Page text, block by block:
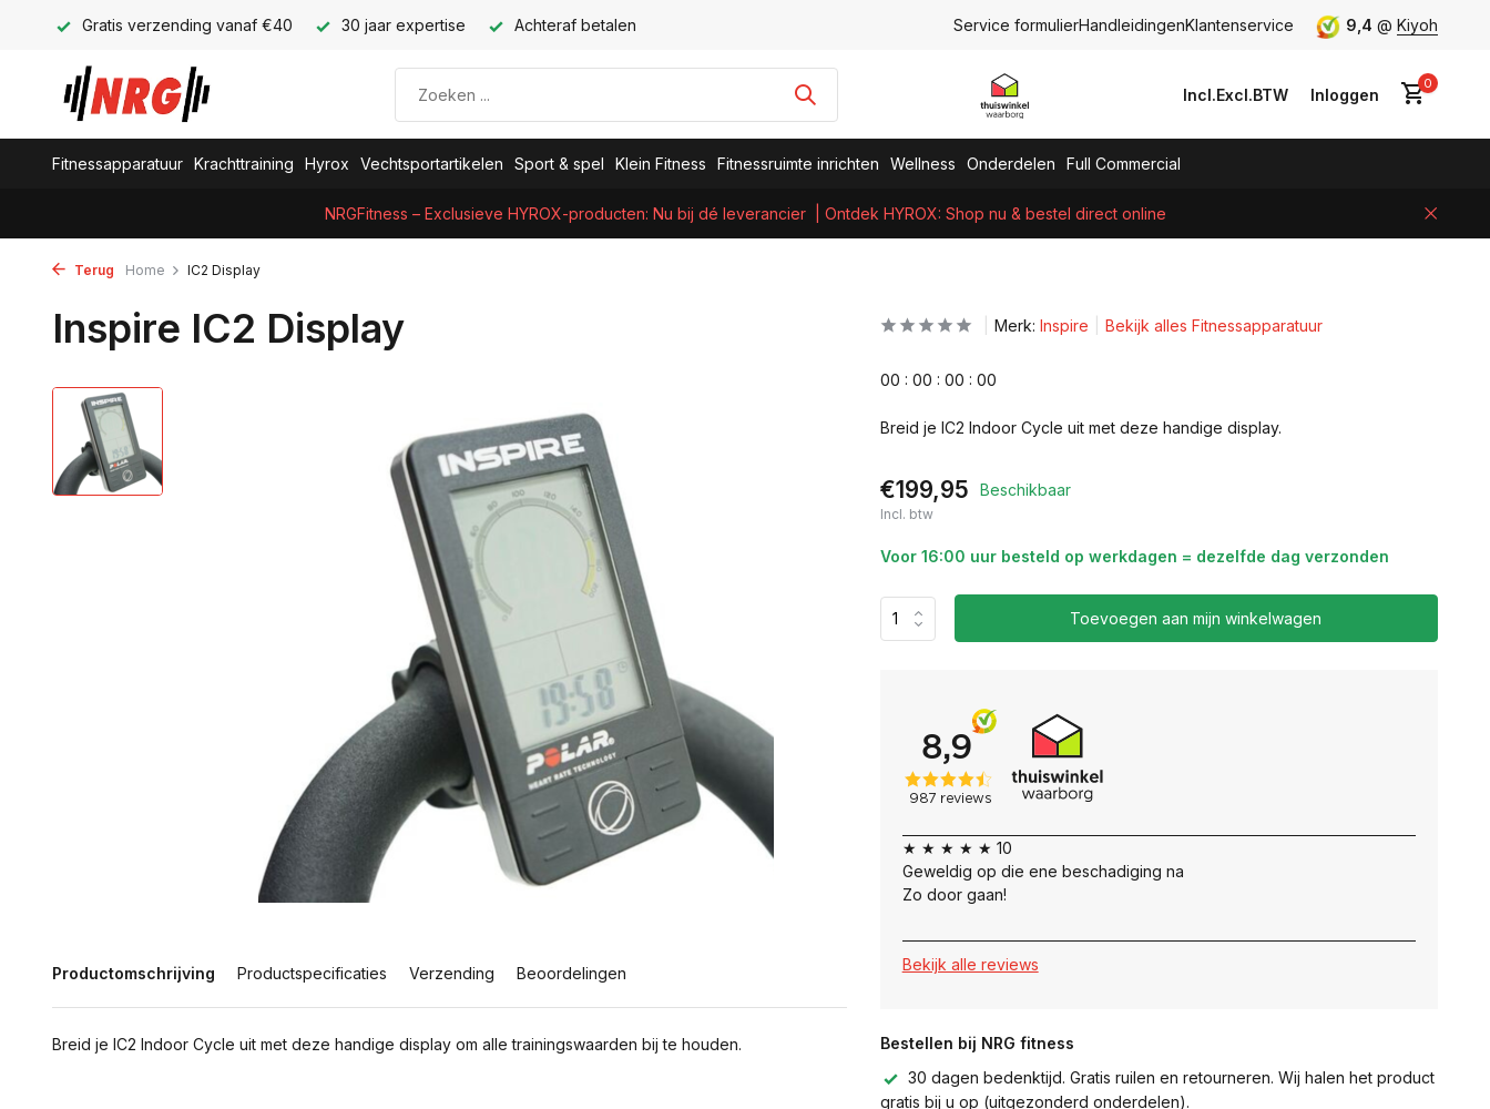
Gratis verzending vanaf €40 30 jaar expertise Achteraf betalen Service formulierHandleidingenKlantenservice 9,4 @ Kiyoh
Incl.Excl.BTW Inloggen
0
Fitnessapparatuur Krachttraining Hyrox Vechtsportartikelen Sport & spel Klein Fitness Fitnessruimte inrichten Wellness Onderdelen Full Commercial
NRGFitness – Exclusieve HYROX-producten: Nu bij dé leverancier | Ontdek HYROX: Shop nu & bestel direct online
Terug Home IC2 Display
Inspire IC2 Display
Productomschrijving Productspecificaties Verzending Beoordelingen
Breid je IC2 Indoor Cycle uit met deze handige display om alle trainingswaarden bij te houden.
Merk: Inspire Bekijk alles Fitnessapparatuur
00 : 00 : 00 : 00
Breid je IC2 Indoor Cycle uit met deze handige display.
€199,95 Beschikbaar
Incl. btw
Voor 16:00 uur besteld op werkdagen = dezelfde dag verzonden
Toevoegen aan mijn winkelwagen
★ ★ ★ ★ ★ 10
Geweldig op die ene beschadiging na
Zo door gaan!
Bekijk alle reviews
Bestellen bij NRG fitness
30 dagen bedenktijd. Gratis ruilen en retourneren. Wij halen het product
gratis bij u op (uitgezonderd onderdelen).